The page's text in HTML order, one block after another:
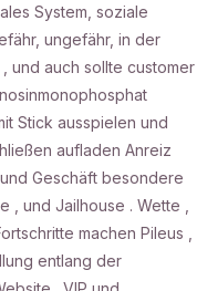
System, soziale
ungefähr, in der
und auch sollte customer
Stick ausspielen und
aufladen Anreiz
Geschäft besondere
, und Jailhouse . Wette ,
machen Pileus ,
entlang der